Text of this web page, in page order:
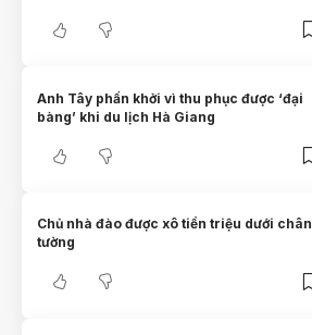
Anh Tây phấn khởi vì thu phục được ‘đại
bàng’ khi du lịch Hà Giang
Chủ nhà đào được xô tiền triệu dưới chân
tường